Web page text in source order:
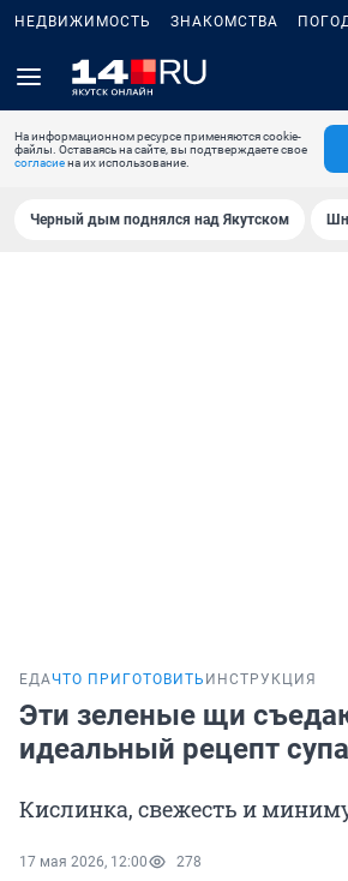
НЕДВИЖИМОСТЬ ЗНАКОМСТВА
На информационном ресурсе применяются cookie-
файлы. Оставаясь на сайте, вы подтверждаете свое
согласиена их использование.
Черный дым поднялся над Якутском
ЕДАЧТО ПРИГОТОВИТЬ ИНСТРУКЦИЯ
Эти зеленые щи
идеальный рецепт
Кислинка, свежесть и
17 мая 2026, 12:00 278